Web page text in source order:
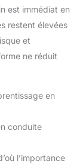
est immédiat en
restent élevées
et
ne réduit
en
conduite
l’importance